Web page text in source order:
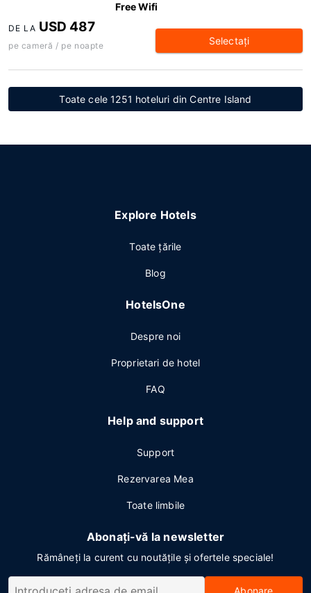
Free Wifi
DE LA USD 487
pe cameră / pe noapte Selectaţi
Toate cele 1251 hoteluri din Centre Island
Explore Hotels
Toate ţările
Blog
HotelsOne
Despre noi
Proprietari de hotel
FAQ
Help and support
Support
Rezervarea Mea
Toate limbile
Abonați-vă la newsletter
Rămâneți la curent cu noutățile și ofertele speciale!
Abonare